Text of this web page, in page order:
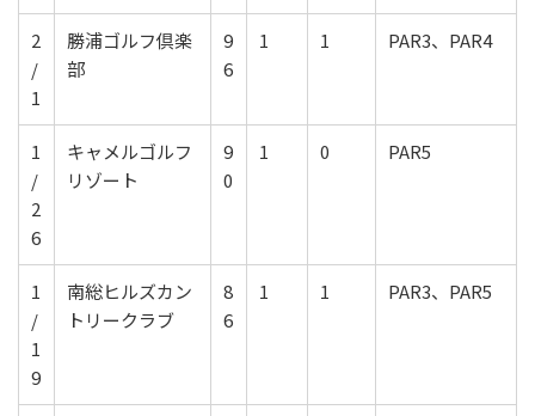
2
/
1
勝浦ゴルフ倶楽
部
9
6
1 1 PAR3、PAR4
1
/
2
6
キャメルゴルフ
リゾート
9
0
1 0 PAR5
1
/
1
9
南総ヒルズカン
トリークラブ
8
6
1 1 PAR3、PAR5